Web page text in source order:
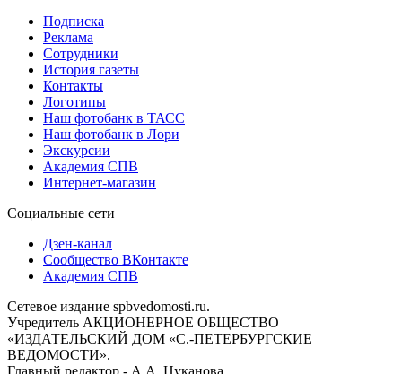
Подписка
Реклама
Сотрудники
История газеты
Контакты
Логотипы
Наш фотобанк в ТАСС
Наш фотобанк в Лори
Экскурсии
Академия СПВ
Интернет-магазин
Социальные сети
Дзен-канал
Сообщество ВКонтакте
Академия СПВ
Сетевое издание spbvedomosti.ru.
Учредитель АКЦИОНЕРНОЕ ОБЩЕСТВО
«ИЗДАТЕЛЬСКИЙ ДОМ «С.-ПЕТЕРБУРГСКИЕ
ВЕДОМОСТИ».